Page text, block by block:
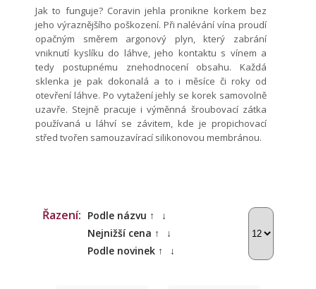
Jak to funguje? Coravin jehla pronikne korkem bez
jeho výraznějšího poškození. Při nalévání vína proudí
opačným směrem argonový plyn, který zabrání
vniknutí kyslíku do láhve, jeho kontaktu s vínem a
tedy postupnému znehodnocení obsahu. Každá
sklenka je pak dokonalá a to i měsíce či roky od
otevření láhve. Po vytažení jehly se korek samovolně
uzavře. Stejně pracuje i výměnná šroubovací zátka
používaná u láhví se závitem, kde je propichovací
střed tvořen samouzavírací silikonovou membránou.
Řazení: Podle názvu ↑
↓
Nejnižší cena ↑
↓
Podle novinek ↑
↓